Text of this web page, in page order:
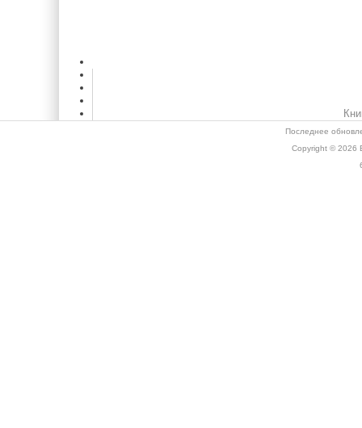
Последнее
Copyright © 2026